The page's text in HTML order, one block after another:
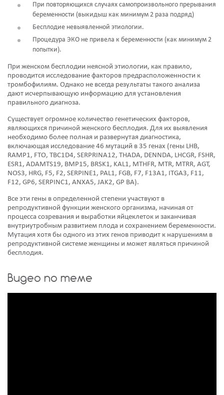
При повторяющихся случаях самопроизвольного прерывания
беременности (выкидыш как минимум 2 раза подряд)
Бесплодие невыявленной этиологии.
Процедура ЭКО не привела к беременности (как минимум 2
попытки).
При женском бесплодии неясной этиологии, как правило,
проводится исследование факторов предрасположенности к
тромбофилиям. Однако не всегда результаты такого анализа
дают исчерпывающую информацию для установления
правильного диагноза.
Существует огромное количество генетических факторов,
являющихся причиной женского бесплодия. Для их выявления
необходимо более полная и развернутая диагностика,
включающая исследование 46 мутаций в 35 генах (гены LHB,
RAMP1, FTO, TBC1D4, SERPRINA12, THADA, DENNDA, LHCGR, FSHR,
ESR1, ADAMTS19, BMP15, BRSK1, KAL1, MTHFR, MTR, MTRR, AGT,
NOS3, HRG, F5, F2, SERPINE1, PAL1, FGB, F7, F13A1, ITGA3, F11,
F12, GP6, SERPINC1, ANXA5, JAK2, GP BA).
Все эти гены в определенной степени участвуют в
репродуктивной функции женского организма, начиная от
процесса созревания и выработки яйцеклеток и заканчивая
внутриутробным развитием плода и сохранением беременности.
Мутация хотя бы одного из этих генов приводит к нарушениям в
репродуктивной системе женщины и может являться причиной
бесплодия.
Видео по теме